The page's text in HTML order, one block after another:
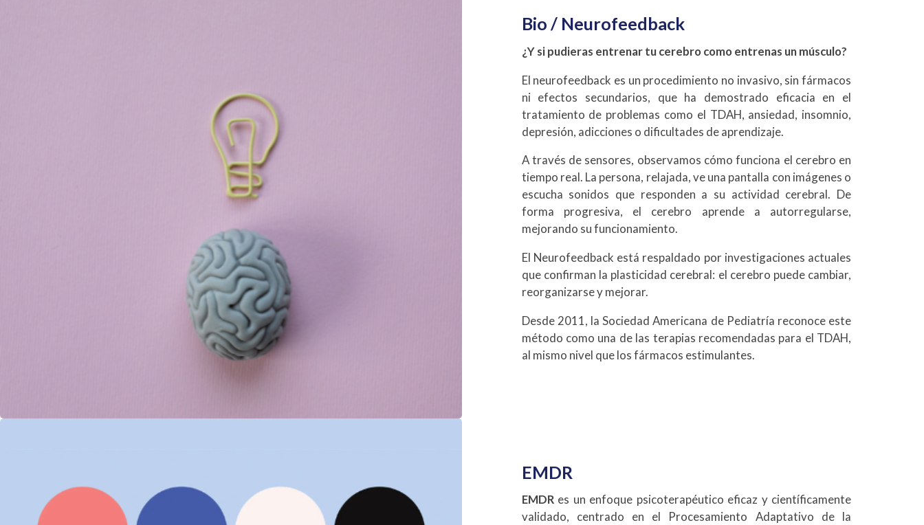
Bio / Neurofeedback
¿Y si pudieras entrenar tu cerebro como entrenas un músculo?
El neurofeedback es un procedimiento no invasivo, sin fármacos
ni efectos secundarios, que ha demostrado eficacia en el
tratamiento de problemas como el TDAH, ansiedad, insomnio,
depresión, adicciones o dificultades de aprendizaje.
A través de sensores, observamos cómo funciona el cerebro en
tiempo real. La persona, relajada, ve una pantalla con imágenes o
escucha sonidos que responden a su actividad cerebral. De
forma progresiva, el cerebro aprende a autorregularse,
mejorando su funcionamiento.
El Neurofeedback está respaldado por investigaciones actuales
que confirman la plasticidad cerebral: el cerebro puede cambiar,
reorganizarse y mejorar.
Desde 2011, la Sociedad Americana de Pediatría reconoce este
método como una de las terapias recomendadas para el TDAH,
al mismo nivel que los fármacos estimulantes.
EMDR
EMDRes un enfoque psicoterapéutico eficaz y científicamente
validado, centrado en el Procesamiento Adaptativo de la